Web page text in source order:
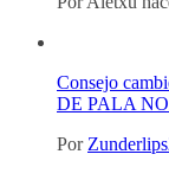
Consejo
DE PALA
Por